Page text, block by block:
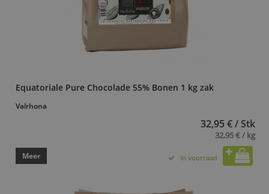
Equatoriale Pure Chocolade 55% Bonen 1 kg zak
Valrhona
32,95 € / Stk
32,95 € / kg
Meer In voorraad